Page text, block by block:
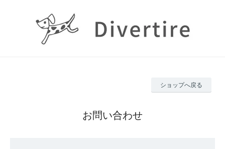
ショップへ戻る
お問い合わせ